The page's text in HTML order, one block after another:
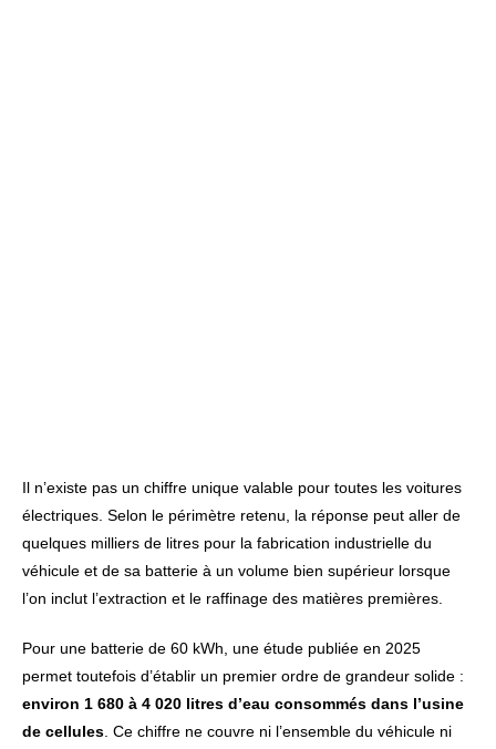
Il n’existe pas un chiffre unique valable pour toutes les voitures
électriques. Selon le périmètre retenu, la réponse peut aller de
quelques milliers de litres pour la fabrication industrielle du
véhicule et de sa batterie à un volume bien supérieur lorsque
l’on inclut l’extraction et le raffinage des matières premières.
Pour une batterie de 60 kWh, une étude publiée en 2025
permet toutefois d’établir un premier ordre de grandeur solide :
environ 1 680 à 4 020 litres d’eau consommés dans l’usine
de cellules. Ce chiffre ne couvre ni l’ensemble du véhicule ni